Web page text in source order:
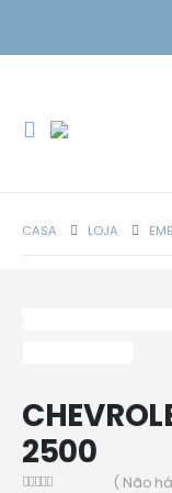
CASA LOJA
2500
( Não